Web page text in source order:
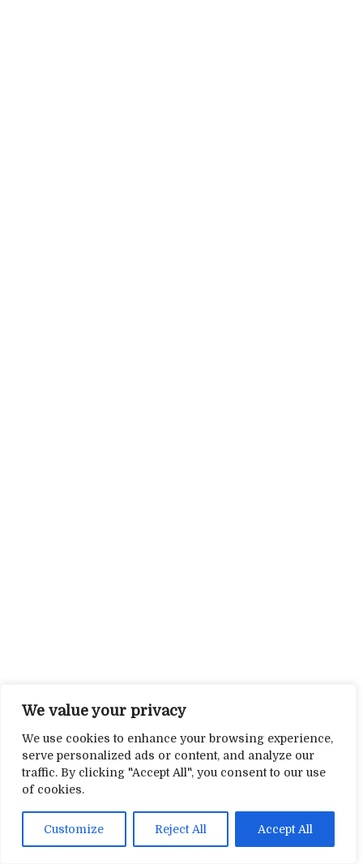
We value your privacy
We use cookies to enhance your browsing experience,
serve personalized ads or content, and analyze our
traffic. By clicking "Accept All", you consent to our use
of cookies.
Customize Reject All Accept All